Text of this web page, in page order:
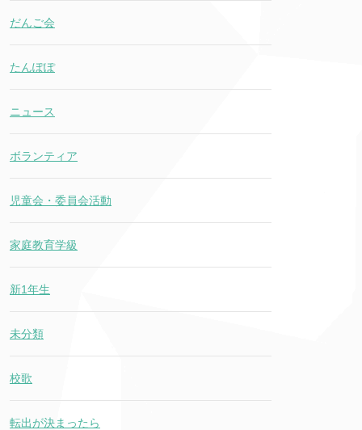
だんご会
たんぽぽ
ニュース
ボランティア
児童会・委員会活動
家庭教育学級
新1年生
未分類
校歌
転出が決まったら